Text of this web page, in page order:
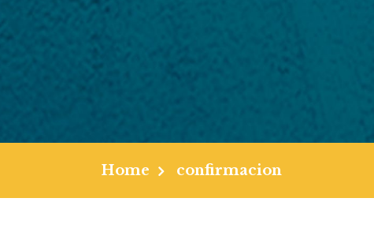
Home confirmacion